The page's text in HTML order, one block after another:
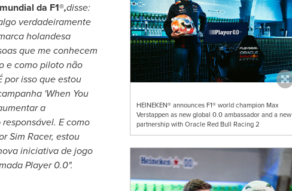
HEINEKEN® announces F1® world champion Max
Verstappen as new global 0.0 ambassador and a new
partnership with Oracle Red Bull Racing 2
da F1®,disse:
verdadeiramente
holandesa
que me conhecem
e como piloto não
por isso que estou
'When You
a
E como
Sim Racer, estou
iniciativa de jogo
Player 0.0".